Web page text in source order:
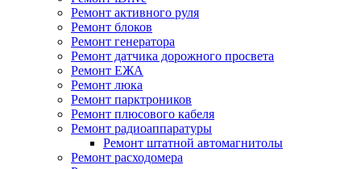
Ремонт активного руля
Ремонт блоков
Ремонт генератора
Ремонт датчика дорожного просвета
Ремонт ЕЖА
Ремонт люка
Ремонт парктроников
Ремонт плюсового кабеля
Ремонт радиоаппаратуры
Ремонт штатной автомагнитолы
Ремонт расходомера